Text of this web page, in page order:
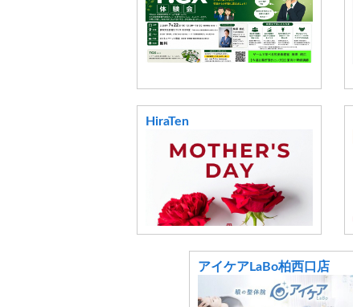
HiraTen
アイケアLaBo柏西口店